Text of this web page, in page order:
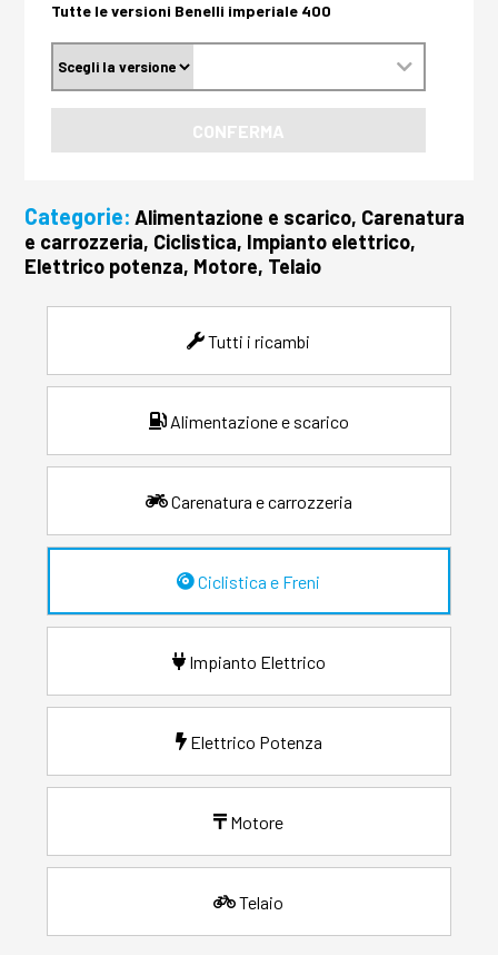
Tutte le versioni Benelli imperiale 400
CONFERMA
Categorie: Alimentazione e scarico, Carenatura
e carrozzeria, Ciclistica, Impianto elettrico,
Elettrico potenza, Motore, Telaio
Tutti i ricambi
Alimentazione e scarico
Carenatura e carrozzeria
Ciclistica e Freni
Impianto Elettrico
Elettrico Potenza
Motore
Telaio